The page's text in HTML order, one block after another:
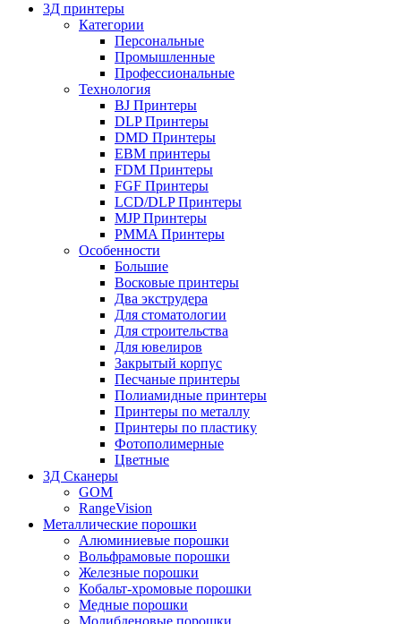
3Д принтеры
Категории
Персональные
Промышленные
Профессиональные
Технология
BJ Принтеры
DLP Принтеры
DMD Принтеры
EBM принтеры
FDM Принтеры
FGF Принтеры
LCD/DLP Принтеры
MJP Принтеры
PMMA Принтеры
Особенности
Большие
Восковые принтеры
Два экструдера
Для стоматологии
Для строительства
Для ювелиров
Закрытый корпус
Песчаные принтеры
Полиамидные принтеры
Принтеры по металлу
Принтеры по пластику
Фотополимерные
Цветные
3Д Сканеры
GOM
RangeVision
Металлические порошки
Алюминиевые порошки
Вольфрамовые порошки
Железные порошки
Кобальт-хромовые порошки
Медные порошки